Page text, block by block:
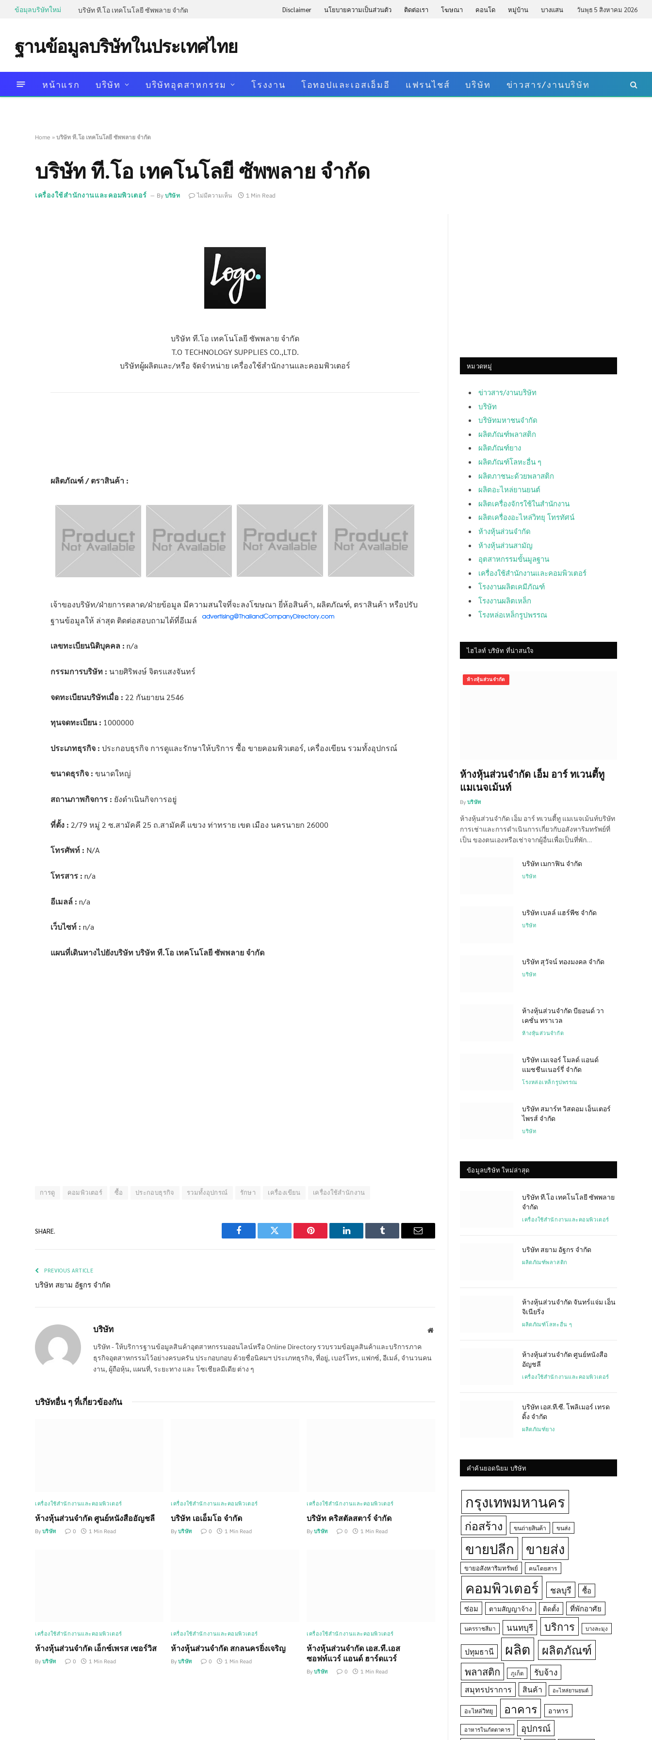
ข้อมุลบริษัทใหม่ บริษัท ที.โอ เทคโนโลยี ซัพพลาย จำกัด Disclaimer นโยบายความเป็นส่วนตัว ติดต่อเรา โฆษณา คอนโด หมู่บ้าน บางแสน วันพุธ 5 สิงหาคม 2026
ฐานข้อมูลบริษัทในประเทศไทย
หน้าแรก บริษัท บริษัทอุตสาหกรรม โรงงาน โอทอปและเอสเอ็มอี แฟรนไชส์ บริษัท ข่าวสาร/งานบริษัท
Home » บริษัท ที.โอ เทคโนโลยี ซัพพลาย จำกัด
บริษัท ที.โอ เทคโนโลยี ซัพพลาย จำกัด
เครื่องใช้สำนักงานและคอมพิวเตอร์ By บริษัท ไม่มีความเห็น 1 Min Read
บริษัท ที.โอ เทคโนโลยี ซัพพลาย จำกัด
T.O TECHNOLOGY SUPPLIES CO.,LTD.
บริษัทผู้ผลิตและ/หรือ จัดจำหน่าย เครื่องใช้สำนักงานและคอมพิวเตอร์
ผลิตภัณฑ์ / ตราสินค้า :
เจ้าของบริษัท/ฝ่ายการตลาด/ฝ่ายข้อมูล มีความสนใจที่จะลงโฆษณา ยี่ห้อสินค้า, ผลิตภัณฑ์, ตราสินค้า หรือปรับ
ฐานข้อมูลให้ ล่าสุด ติดต่อสอบถามได้ที่อีเมล์
เลขทะเบียนนิติบุคคล : n/a
กรรมการบริษัท : นายศิริพงษ์ จิตรแสงจันทร์
จดทะเบียนบริษัทเมื่อ : 22 กันยายน 2546
ทุนจดทะเบียน : 1000000
ประเภทธุรกิจ : ประกอบธุรกิจ การดูและรักษาให้บริการ ซื้อ ขายคอมพิวเตอร์, เครื่องเขียน รวมทั้งอุปกรณ์
ขนาดธุรกิจ : ขนาดใหญ่
สถานภาพกิจการ : ยังดำเนินกิจการอยู่
ที่ตั้ง : 2/79 หมู่ 2 ซ.สามัคคี 25 ถ.สามัคคี แขวง ท่าทราย เขต เมือง นครนายก 26000
โทรศัพท์ : N/A
โทรสาร : n/a
อีเมลล์ : n/a
เว็บไซท์ : n/a
แผนที่เดินทางไปยังบริษัท บริษัท ที.โอ เทคโนโลยี ซัพพลาย จำกัด
การดู คอมพิวเตอร์ ซื้อ ประกอบธุรกิจ รวมทั้งอุปกรณ์ รักษา เครื่องเขียน เครื่องใช้สำนักงาน
SHARE.
Facebook Twitter Pinterest LinkedIn Tumblr Email
PREVIOUS ARTICLE
บริษัท สยาม อัฐกร จำกัด
บริษัท Website
บริษัท - ให้บริการฐานข้อมูลสินค้าอุตสาหกรรมออนไลน์หรือ Online Directory รวบรวมข้อมูลสินค้าและบริการภาค
ธุรกิจอุตสาหกรรมไว้อย่างครบครัน ประกอบกอบ ด้วยชื่อนิคมฯ ประเภทธุรกิจ, ที่อยู่, เบอร์โทร, แฟกซ์, อีเมล์, จำนวนคน
งาน, ผู้ถือหุ้น, แผนที่, ระยะทาง และ โซเชียลมีเดีย ต่าง ๆ
บริษัทอื่น ๆ ที่เกี่ยวข้องกัน
เครื่องใช้สำนักงานและคอมพิวเตอร์
ห้างหุ้นส่วนจำกัด ศูนย์หนังสืออัญชลี
By บริษัท 0 1 Min Read
เครื่องใช้สำนักงานและคอมพิวเตอร์
บริษัท เอเอ็มโอ จำกัด
By บริษัท 0 1 Min Read
เครื่องใช้สำนักงานและคอมพิวเตอร์
บริษัท คริสตัลสตาร์ จำกัด
By บริษัท 0 1 Min Read
เครื่องใช้สำนักงานและคอมพิวเตอร์
ห้างหุ้นส่วนจำกัด เอ็กซ์เพรส เซอร์วิส
By บริษัท 0 1 Min Read
เครื่องใช้สำนักงานและคอมพิวเตอร์
ห้างหุ้นส่วนจำกัด สกลนครยิ่งเจริญ
By บริษัท 0 1 Min Read
เครื่องใช้สำนักงานและคอมพิวเตอร์
ห้างหุ้นส่วนจำกัด เอส.ที.เอส
ซอฟท์แวร์ แอนด์ ฮาร์ดแวร์
By บริษัท 0 1 Min Read
หมวดหมู่
ข่าวสาร/งานบริษัท
บริษัท
บริษัทมหาชนจำกัด
ผลิตภัณฑ์พลาสติก
ผลิตภัณฑ์ยาง
ผลิตภัณฑ์โลหะอื่น ๆ
ผลิตภาชนะด้วยพลาสติก
ผลิตอะไหล่ยานยนต์
ผลิตเครื่องจักรใช้ในสำนักงาน
ผลิตเครื่องอะไหล่วิทยุ โทรทัศน์
ห้างหุ้นส่วนจำกัด
ห้างหุ้นส่วนสามัญ
อุตสาหกรรมขั้นมูลฐาน
เครื่องใช้สำนักงานและคอมพิวเตอร์
โรงงานผลิตเคมีภัณฑ์
โรงงานผลิตเหล็ก
โรงหล่อเหล็กรูปพรรณ
ไฮไลท์ บริษัท ที่น่าสนใจ
ห้างหุ้นส่วนจำกัด
ห้างหุ้นส่วนจำกัด เอ็ม อาร์ ทเวนตี้ทู
แมเนจเม้นท์
By บริษัท
ห้างหุ้นส่วนจำกัด เอ็ม อาร์ ทเวนตี้ทู แมเนจเม้นท์บริษัท
การเช่าและการดำเนินการเกี่ยวกับอสังหาริมทรัพย์ที่
เป็น ของตนเองหรือเช่าจากผู้อื่นเพื่อเป็นที่พัก…
บริษัท เมกาฟิน จำกัด
บริษัท
บริษัท เบลล์ แฮร์พีซ จำกัด
บริษัท
บริษัท สุวัจน์ ทองมงคล จำกัด
บริษัท
ห้างหุ้นส่วนจำกัด บียอนด์ วา
เคชั่น ทราเวล
ห้างหุ้นส่วนจำกัด
บริษัท เมเจอร์ โมลด์ แอนด์
แมชชีนเนอร์รี่ จำกัด
โรงหล่อเหล็กรูปพรรณ
บริษัท สมาร์ท วิสดอม เอ็นเตอร์
ไพรส์ จำกัด
บริษัท
ข้อมูลบริษัท ใหม่ล่าสุด
บริษัท ที.โอ เทคโนโลยี ซัพพลาย
จำกัด
เครื่องใช้สำนักงานและคอมพิวเตอร์
บริษัท สยาม อัฐกร จำกัด
ผลิตภัณฑ์พลาสติก
ห้างหุ้นส่วนจำกัด จันทร์แจ่ม เอ็น
จิเนียริ่ง
ผลิตภัณฑ์โลหะอื่น ๆ
ห้างหุ้นส่วนจำกัด ศูนย์หนังสือ
อัญชลี
เครื่องใช้สำนักงานและคอมพิวเตอร์
บริษัท เอส.ที.ซี. โพลิเมอร์ เทรด
ดิ้ง จำกัด
ผลิตภัณฑ์ยาง
คำค้นยอดนิยม บริษัท
กรุงเทพมหานคร
ก่อสร้าง ขนถ่ายสินค้า ขนส่ง
ขายปลีก ขายส่ง
ขายอสังหาริมทรัพย์ คนโดยสาร
คอมพิวเตอร์ ชลบุรี
ซื้อ
ซ่อม
ตามสัญญาจ้าง ติดตั้ง ที่พักอาศัย
นครราชสีมา นนทบุรี บริการ บางละมุง
ปทุมธานี ผลิต ผลิตภัณฑ์
พลาสติก ภูเก็ต รับจ้าง
สมุทรปราการ สินค้า อะไหล่ยานยนต์
อะไหล่วิทยุ อาคาร อาหาร
อาหารในภัตตาคาร อุปกรณ์